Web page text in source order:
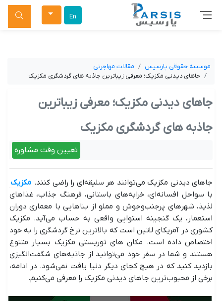
En جستجو
موسسه حقوقی پارسیس
مقالات مهاجرتی
جاهای دیدنی مکزیک؛ معرفی زیباترین جاذبه های گردشگری مکزیک
جاهای دیدنی مکزیک؛ معرفی زیباترین
جاذبه های گردشگری مکزیک
تعیین وقت مشاوره
جاهای دیدنی مکزیک می‌توانند هر سلیقه‌ای را راضی کنند. مکزیک
با سواحل افسانه‌ای، خرابه‌های باستانی، فرهنگ جذاب، غذاهای
لذیذ، شهرهای پرجنب‌وجوش و مملو از بناهایی با معماری دوران
استعمار، یک گنجینه استوایی واقعی به حساب می‌آید. مکزیک
کشوری در آمریکای لاتین است که بالاترین نرخ گردشگری را به خود
اختصاص داده است. مکان های توریستی مکزیک بسیار متنوع
هستند و شما در سفر خود می‌توانید از جاذبه‌های شگفت‌انگیزی
بازدید کنید که در هیچ کجای دیگر دنیا یافت نمی‌شود. در ادامه،
برخی از محبوب‌ترین جاهای دیدنی مکزیک را معرفی می‌کنیم.